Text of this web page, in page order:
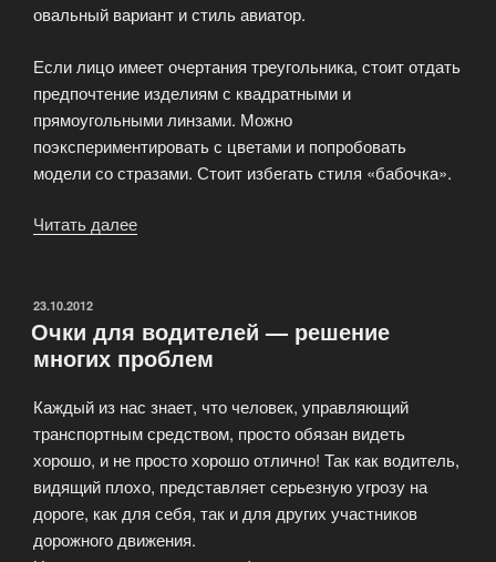
овальный вариант и стиль авиатор.
Если лицо имеет очертания треугольника, стоит отдать
предпочтение изделиям с квадратными и
прямоугольными линзами. Можно
поэкспериментировать с цветами и попробовать
модели со стразами. Стоит избегать стиля «бабочка».
Читать далее
ОПУБЛИКОВАНО
23.10.2012
Очки для водителей — решение
многих проблем
Каждый из нас знает, что человек, управляющий
транспортным средством, просто обязан видеть
хорошо, и не просто хорошо отлично! Так как водитель,
видящий плохо, представляет серьезную угрозу на
дороге, как для себя, так и для других участников
дорожного движения.